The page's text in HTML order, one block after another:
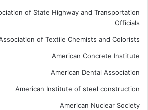
of State Highway and Transportation
Officials
of Textile Chemists and Colorists
American Concrete Institute
American Dental Association
American Institute of steel construction
American Nuclear Society